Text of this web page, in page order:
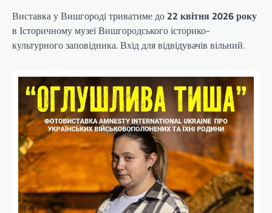
Виставка у Вишгороді триватиме до 22 квітня 2026 року
в Історичному музеї Вишгородського історико-
культурного заповідника. Вхід для відвідувачів вільний.